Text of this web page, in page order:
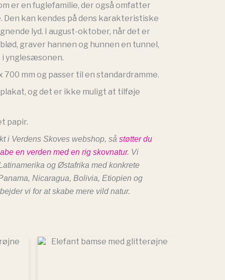
er en fuglefamilie, der også omfatter
Den kan kendes på dens karakteristiske
lyd. I august-oktober, når det er
graver hannen og hunnen en tunnel,
i ynglesæsonen.
700 mm og passer til en standardramme.
og det er ikke muligt at tilføje
papir.
i Verdens Skoves webshop, såstøtter du
en verden med en rig skovnatur. Vi
og Østafrika med konkrete
Nicaragua, Bolivia, Etiopien og
vi for at skabe mere vild natur.